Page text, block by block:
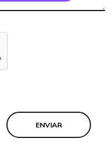
ENVIAR